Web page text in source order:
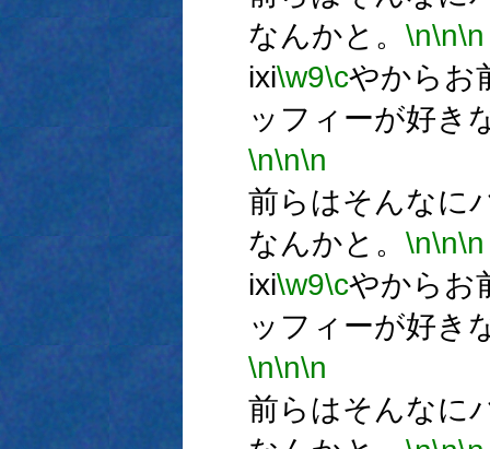
なんかと。 \n\n\n
ixi\w9\cやからお
ッフィーが好き
\n\n\n
前らはそんなに
なんかと。 \n\n\n
ixi\w9\cやからお
ッフィーが好き
\n\n\n
前らはそんなに